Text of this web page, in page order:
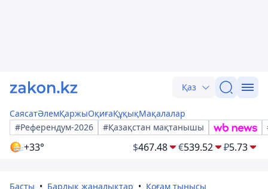
Қаз
СаясатӘлемҚаржыОқиғаҚұқықМақалалар
#Референдум-2026
#Қазақстан мақтанышы
+33° $467.48 €539.52 ₽5.73
Басты Барлық жаңалықтар Қоғам тынысы